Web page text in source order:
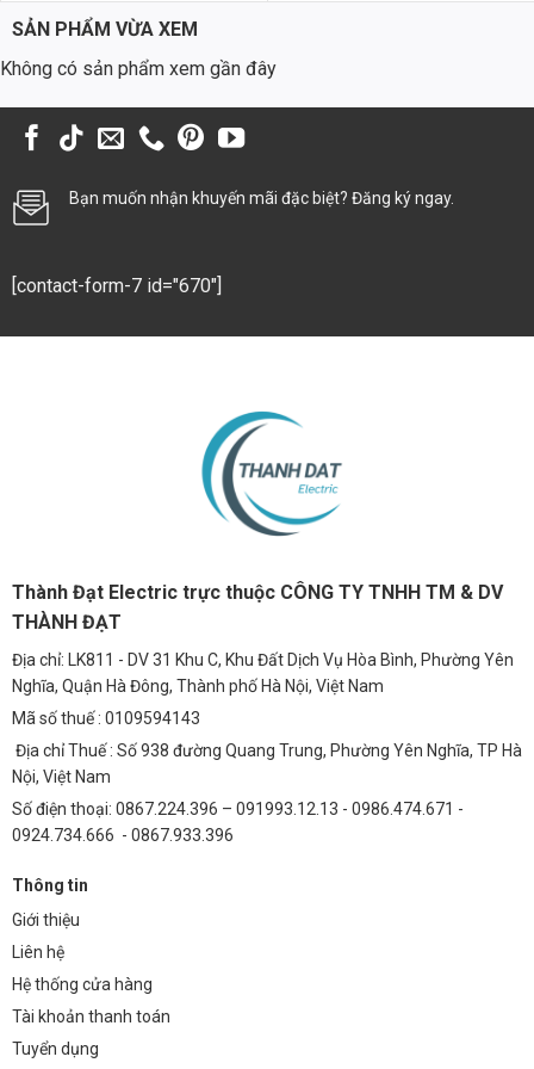
khẳng định chất lượng và độ bền vượt trội.
Ứng Dụng Đa Dạng của Chip LED Philips M11 200W
nhiều không gian và mục đích khác nhau:
đảm bảo an toàn giao thông và cải thiện mỹ quan đô thị.
Bãi xe:
Khu công nghiệp (KCN):Chiếu sáng các khu vực sản xuất, kho
Chiếu sáng các khu vực hoạt động hàng hải,
Với khả năng thích ứng cao và hiệu suất chiếu sáng vượt trội, chip
LED Philips M11 200W là một giải pháp chiếu sáng lý tưởng cho mọi
So Sánh Với Các Giải Pháp Chiếu Sáng Khác
hẳn về các mặt:
Hiệu suất:Hiệu suất ánh sáng cao hơn, tiết kiệm điện năng hơn.
Tuổi thọ:Tuổi thọ dài hơn, giảm chi phí bảo trì và thay thế.
Chất lượng ánh sáng:
gây chói lóa.
ra tia UV, góp phần bảo vệ môi trường.
Chip LED Philips
hiện đại, bền vững.
FAQs Về Chip LED Đèn Đường Phố Philips M11 200W
1. Chip LED Philips M11 200W có tuổi thọ là bao lâu?
SẢN PHẨM VỪA XEM
Không có sản phẩm xem gần đây
Bạn muốn nhận khuyến mãi đặc biệt? Đăng ký ngay.
[contact-form-7 id="670"]
Thành Đạt Electric trực thuộc CÔNG TY TNHH TM & DV
THÀNH ĐẠT
Địa chỉ: LK811 - DV 31 Khu C, Khu Đất Dịch Vụ Hòa Bình, Phường Yên
Nghĩa, Quận Hà Đông, Thành phố Hà Nội, Việt Nam
Mã số thuế : 0109594143
Địa chỉ Thuế : Số 938 đường Quang Trung, Phường Yên Nghĩa, TP Hà
Nội, Việt Nam
Số điện thoại: 0867.224.396 – 091993.12.13 - 0986.474.671 -
0924.734.666 - 0867.933.396
Thông tin
Giới thiệu
Liên hệ
Hệ thống cửa hàng
Tài khoản thanh toán
Tuyển dụng